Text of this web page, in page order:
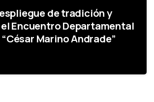
de tradición y
Encuentro Departamental
Marino Andrade”